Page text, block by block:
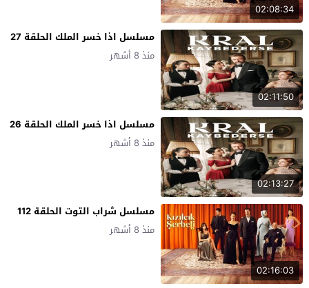
02:08:34
02:11:50
مسلسل اذا خسر الملك الحلقة 27
منذ 8 أشهر
02:13:27
مسلسل اذا خسر الملك الحلقة 26
منذ 8 أشهر
02:16:03
مسلسل شراب التوت الحلقة 112
منذ 8 أشهر